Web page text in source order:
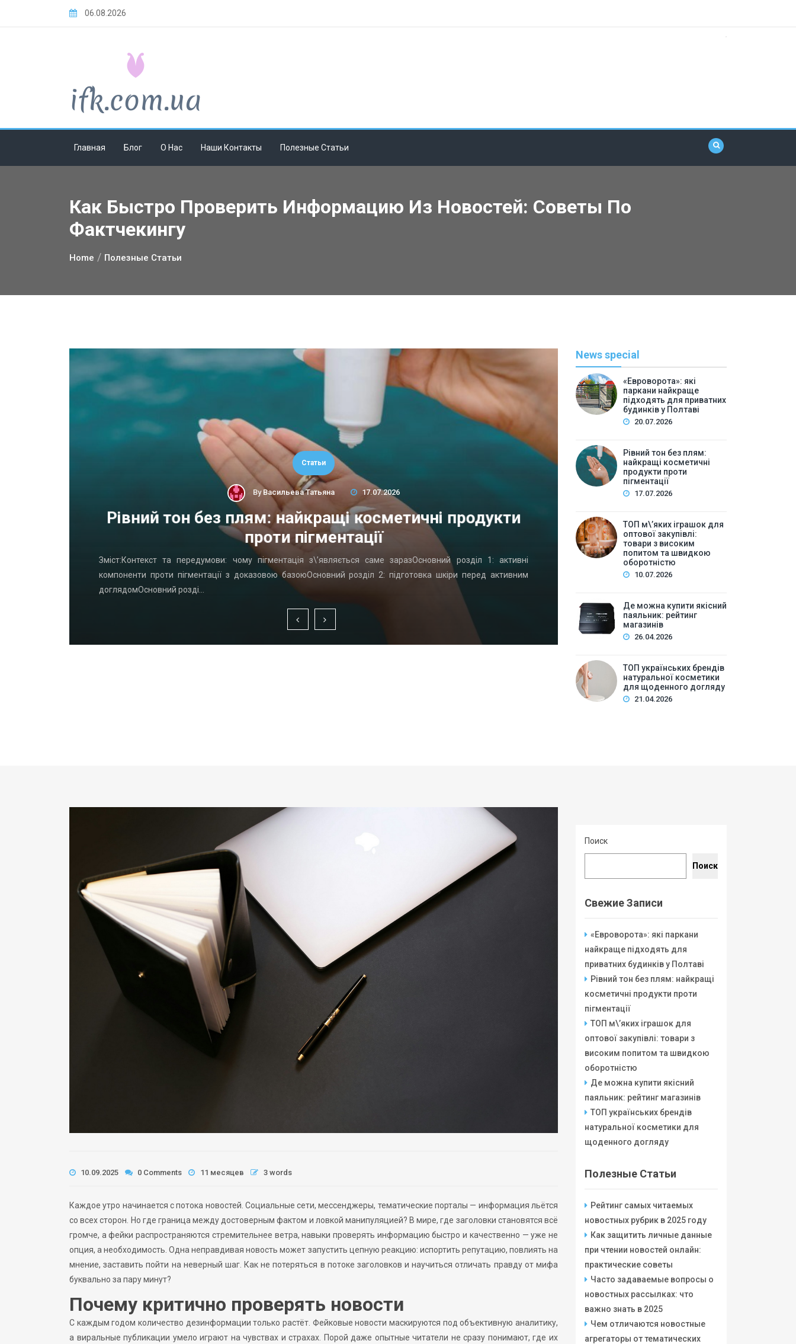
06.08.2026
Главная Блог О Нас Наши Контакты Полезные Статьи
Как Быстро Проверить Информацию Из Новостей: Советы По
Фактчекингу
Home Полезные Статьи
Статьи
By Васильева Татьяна 17.07.2026
Рівний тон без плям: найкращі косметичні продукти
проти пігментації
Зміст:Контекст та передумови: чому пігментація з\’являється саме заразОсновний розділ 1: активні
компоненти проти пігментації з доказовою базоюОсновний розділ 2: підготовка шкіри перед активним
доглядомОсновний розді…
ТОП м\’яких іграшок для
високим попитом
Зміст:Історія попиту на м\’які іграшки: від
оптової закупівлі у 2026 роціKalibri — лідер за
News special
«Евроворота»: які
паркани найкраще
підходять для приватних
будинків у Полтаві
20.07.2026
Рівний тон без плям:
найкращі косметичні
продукти проти
пігментації
17.07.2026
ТОП м\’яких іграшок для
оптової закупівлі:
товари з високим
попитом та швидкою
оборотністю
10.07.2026
Де можна купити якісний
паяльник: рейтинг
магазинів
26.04.2026
ТОП українських брендів
натуральної косметики
для щоденного догляду
21.04.2026
10.09.2025 0 Comments 11 месяцев 3 words
Каждое утро начинается с потока новостей. Социальные сети, мессенджеры, тематические порталы — информация льётся
со всех сторон. Но где граница между достоверным фактом и ловкой манипуляцией? В мире, где заголовки становятся всё
громче, а фейки распространяются стремительнее ветра, навыки проверять информацию быстро и качественно — уже не
опция, а необходимость. Одна неправдивая новость может запустить цепную реакцию: испортить репутацию, повлиять на
мнение, заставить пойти на неверный шаг. Как не потеряться в потоке заголовков и научиться отличать правду от мифа
буквально за пару минут?
Почему критично проверять новости
С каждым годом количество дезинформации только растёт. Фейковые новости маскируются под объективную аналитику,
а виральные публикации умело играют на чувствах и страхах. Порой даже опытные читатели не сразу понимают, где их
Поиск
Поиск
Свежие Записи
«Евроворота»: які паркани
найкраще підходять для
приватних будинків у Полтаві
Рівний тон без плям: найкращі
косметичні продукти проти
пігментації
ТОП м\’яких іграшок для
оптової закупівлі: товари з
високим попитом та швидкою
оборотністю
Де можна купити якісний
паяльник: рейтинг магазинів
ТОП українських брендів
натуральної косметики для
щоденного догляду
Полезные Статьи
Рейтинг самых читаемых
новостных рубрик в 2025 году
Как защитить личные данные
при чтении новостей онлайн:
практические советы
Часто задаваемые вопросы о
новостных рассылках: что
важно знать в 2025
Чем отличаются новостные
агрегаторы от тематических